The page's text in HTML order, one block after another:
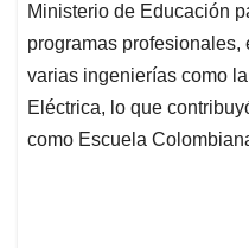
Ministerio de Educación
programas profesionales,
varias ingenierías como
Eléctrica, lo que
como Escuela